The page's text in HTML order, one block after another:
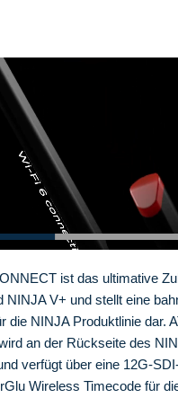
ist das ultimative
NINJA V+ und stellt eine
die NINJA Produktlinie dar.
an der Rückseite des
verfügt über eine 12G-
Wireless Timecode für